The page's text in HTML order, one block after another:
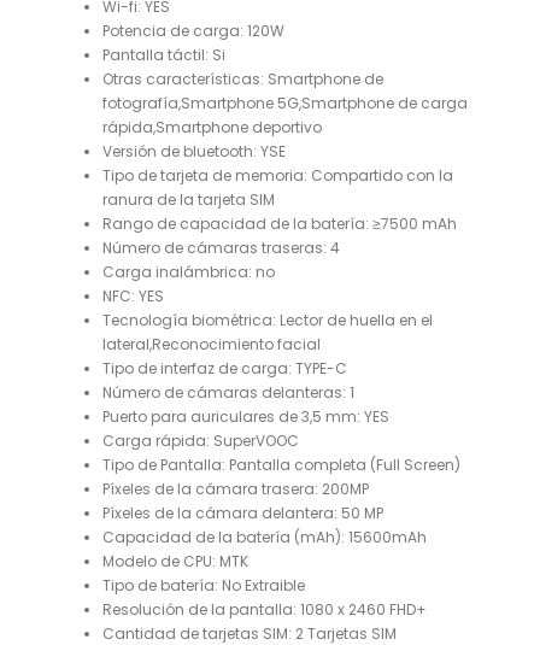
Wi-fi: YES
Potencia de carga: 120W
Pantalla táctil: Si
Otras características: Smartphone de
fotografía,Smartphone 5G,Smartphone de carga
rápida,Smartphone deportivo
Versión de bluetooth: YSE
Tipo de tarjeta de memoria: Compartido con la
ranura de la tarjeta SIM
Rango de capacidad de la batería: ≥7500 mAh
Número de cámaras traseras: 4
Carga inalámbrica: no
NFC: YES
Tecnología biométrica: Lector de huella en el
lateral,Reconocimiento facial
Tipo de interfaz de carga: TYPE-C
Número de cámaras delanteras: 1
Puerto para auriculares de 3,5 mm: YES
Carga rápida: SuperVOOC
Tipo de Pantalla: Pantalla completa (Full Screen)
Píxeles de la cámara trasera: 200MP
Píxeles de la cámara delantera: 50 MP
Capacidad de la batería (mAh): 15600mAh
Modelo de CPU: MTK
Tipo de batería: No Extraible
Resolución de la pantalla: 1080 x 2460 FHD+
Cantidad de tarjetas SIM: 2 Tarjetas SIM